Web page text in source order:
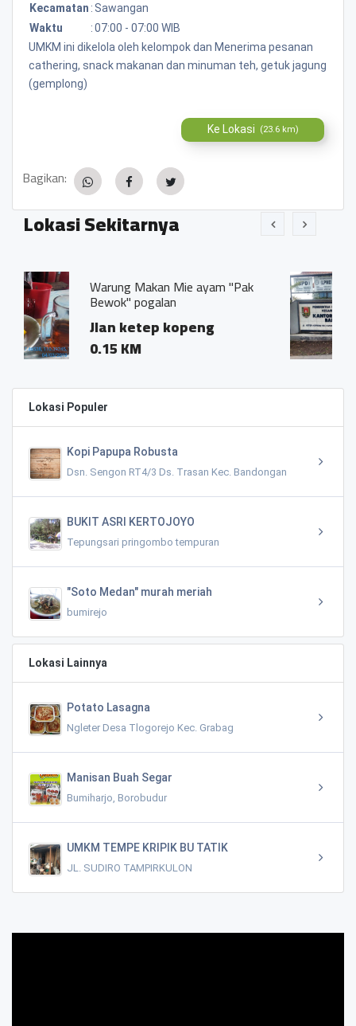
Kecamatan : Sawangan
Waktu
:07:00 - 07:00 WIB
UMKM ini dikelola oleh kelompok dan Menerima pesanan
cathering, snack makanan dan minuman teh, getuk jagung
(gemplong)
Ke Lokasi (23.6 km)
Bagikan:
Lokasi Sekitarnya
Mie ayam "Pak
kopeng
Pemerintah
Banyuroto
0.17 KM
Lokasi Populer
Kopi Papupa Robusta
Dsn. Sengon RT4/3 Ds. Trasan Kec. Bandongan
BUKIT ASRI KERTOJOYO
Tepungsari pringombo tempuran
"Soto Medan" murah meriah
bumirejo
Lokasi Lainnya
Potato Lasagna
Ngleter Desa Tlogorejo Kec. Grabag
Manisan Buah Segar
Bumiharjo, Borobudur
UMKM TEMPE KRIPIK BU TATIK
JL. SUDIRO TAMPIRKULON